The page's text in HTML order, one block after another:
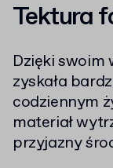
Tektura
Dzięki swoim
zyskała
codziennym
materiał
przyjazny